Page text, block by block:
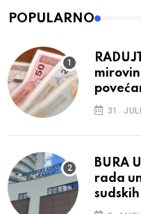
POPULARNO
31.
BURA
rada